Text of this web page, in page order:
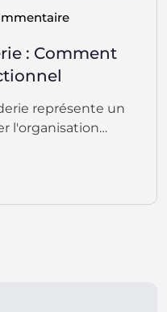
: Comment
représente un
l'organisation…